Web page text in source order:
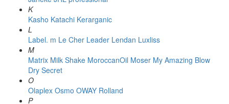
K
Kasho Katachi Kerarganic
L
Label. m Le Cher Leader Lendan Luxliss
M
Matrix Milk Shake MoroccanOil Moser My Amazing Blow
Dry Secret
O
Olaplex Osmo OWAY Rolland
P